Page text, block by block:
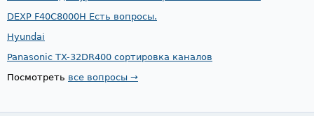
DEXP F40C8000H Есть вопросы.
Hyundai
Panasonic TX-32DR400 сортировка каналов
Посмотреть все вопросы →